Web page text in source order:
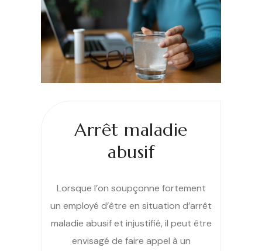
Arrêt maladie
abusif
Lorsque l’on soupçonne fortement
un employé d’être en situation d’arrêt
maladie abusif et injustifié, il peut être
envisagé de faire appel à un